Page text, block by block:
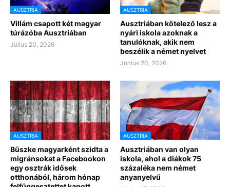
AUSZTRIA
Villám csapott két magyar
túrázóba Ausztriában
Július 20, 2026
AUSZTRIA
Ausztriában kötelező lesz a
nyári iskola azoknak a
tanulóknak, akik nem
beszélik a német nyelvet
Június 20, 2026
AUSZTRIA
Büszke magyarként szidta a
migránsokat a Facebookon
egy osztrák idősek
otthonából, három hónap
AUSZTRIA
Ausztriában van olyan
iskola, ahol a diákok 75
százaléka nem német
anyanyelvű